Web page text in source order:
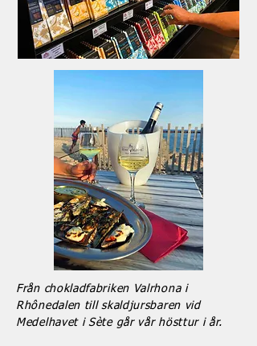
Från chokladfabriken Valrhona i
Rhônedalen till skaldjursbaren vid
Medelhavet i Sète går vår hösttur i år.